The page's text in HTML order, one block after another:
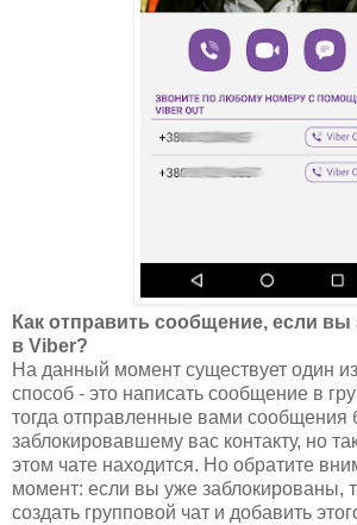
Как отправить сообщение, если
в Viber?
На данный момент существует один
способ - это написать сообщение в
тогда отправленные вами сообщения
заблокировавшему вас контакту, но
этом чате находится. Но обратите
момент: если вы уже заблокированы,
создать групповой чат и добавить